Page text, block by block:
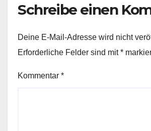
Schreibe einen
Deine E-Mail-Adresse wird nicht
Erforderliche Felder sind mit*
Kommentar *